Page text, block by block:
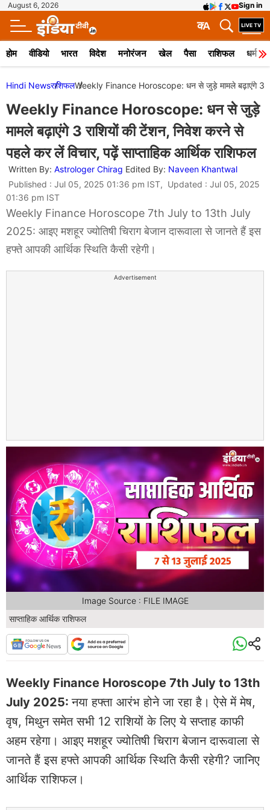
August 6, 2026 Sign in
A
क
होम वीडियो भारत विदेश मनोरंजन खेल पैसा राशिफल धर्म
Hindi NewsराशिफलWeekly Finance Horoscope: धन से जुड़े मामले बढ़ाएंगे 3
Weekly Finance Horoscope: धन से जुड़े
मामले बढ़ाएंगे 3 राशियों की टेंशन, निवेश करने से
पहले कर लें विचार, पढ़ें साप्ताहिक आर्थिक राशिफल
Written By: Astrologer Chirag Edited By: Naveen Khantwal
Published : Jul 05, 2025 01:36 pm IST, Updated : Jul 05, 2025
01:36 pm IST
Weekly Finance Horoscope 7th July to 13th July
2025: आइए मशहूर ज्योतिषी चिराग बेजान दारूवाला से जानते हैं इस
हफ्ते आपकी आर्थिक स्थिति कैसी रहेगी।
Advertisement
साप्ताहिक आर्थिक राशिफल
Image Source : FILE IMAGE
Weekly Finance Horoscope 7th July to 13th
July 2025:नया हफ्ता आरंभ होने जा रहा है। ऐसे में मेष,
वृष, मिथुन समेत सभी 12 राशियों के लिए ये सप्ताह काफी
अहम रहेगा। आइए मशहूर ज्योतिषी चिराग बेजान दारूवाला से
जानते हैं इस हफ्ते आपकी आर्थिक स्थिति कैसी रहेगी? जानिए
आर्थिक राशिफल।